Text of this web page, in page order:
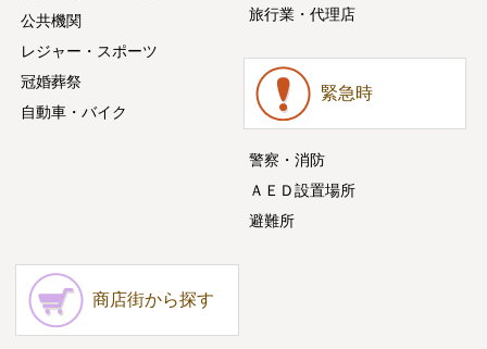
公共機関
レジャー・スポーツ
冠婚葬祭
自動車・バイク
旅行業・代理店
緊急時
警察・消防
ＡＥＤ設置場所
避難所
商店街から探す